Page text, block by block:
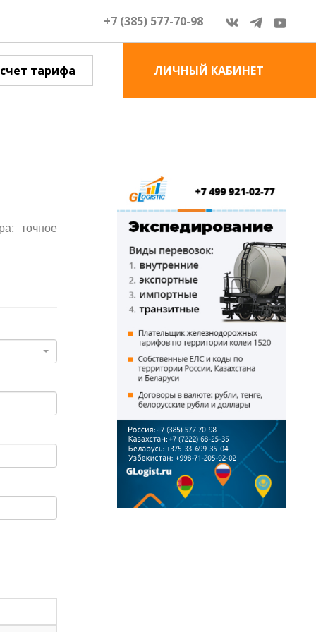
+7 (385) 577-70-98
тарифа ЛИЧНЫЙ КАБИНЕТ
точное